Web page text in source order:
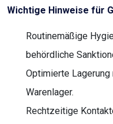
Wichtige Hinweise für
Routinemäßige
behördliche
Optimierte
Warenlager.
Rechtzeitige